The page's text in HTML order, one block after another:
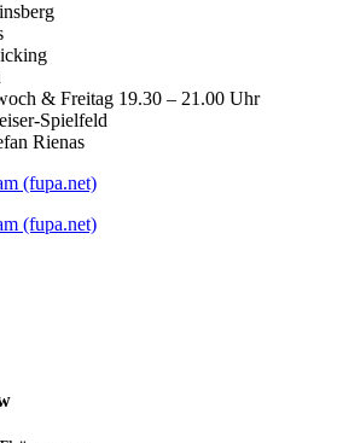
& Freitag 19.30 – 21.00 Uhr
Spielfeld
Rienas
(fupa.net)
(fupa.net)